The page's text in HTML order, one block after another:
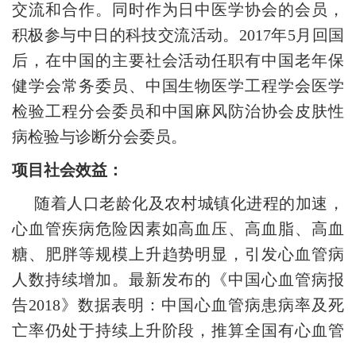
交流和合作。同时作为日中医学协会的会员，
积极参与中日的科技交流活动。2017年5月回国
后，在中国的主要社会活动任职有中国老年保
健学会常务委员、中国生物医学工程学会医学
检验工程分会委员和中国麻风防治协会皮肤性
病检验与诊断分会委员。
项目社会效益：
随着人口老龄化及农村城镇化进程的加速，
心血管疾病危险因素如高血压、高血脂、高血
糖、肥胖等规模上升趋势明显，引发心血管病
人数持续增加。 最新发布的《中国心血管病报
告2018》数据表明：中国心血管病患病率及死
亡率仍处于持续上升阶段，推算全国有心血管